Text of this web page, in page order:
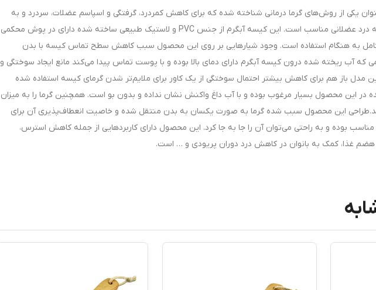
یکی از روش‌های گرما درمانی شناخته شده که برای کاهش کمردرد، گرفتگی و اسپاسم عضلات، سردرد و به
طور کلی برای تسکین هرگونه درد عضلانی مناسب است. این کیسه آبگرم از جنس PVC و لاستیک طبیعی ساخته شده دارای در پوش محکمی
کامل به هنگام استفاده است. وجود شیارهایی بر روی این محصول سبب کاهش سطح تماس کیسه با بدن
که آب ریخته شده درون کیسه آبگرم دارای دمای بالا بوده و با پوست تماس پیدا می‌کند مانع ایجاد سوختگی و
مدل باز هم برای کاهش بیشتر احتمال سوختگی از یک کاور برای ملایم‌تر شدن گرمای کیسه استفاده شده
در این محصول بسیار مرغوب بوده و با آب داغ واکنش نشان نداده و بدون بو است. همچنین گرما را به میزان
این محصول سبب شده گرما به صورت یکسان به بدن منتقل شده و خاصیت انعطاف‌پذیری آن برای
مناسب بوده و به راحتی می‌توان آن را جا به جا کرد. این محصول دارای کاربردهایی از جمله کاهش استرس،
غذا، کمک به بانوان در کاهش درد دوران پریودی و … است.